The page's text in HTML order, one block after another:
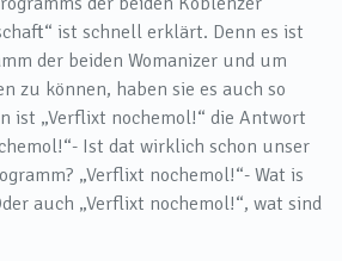
ist schnell erklärt. Denn es ist
der beiden Womanizer und um
zu können, haben sie es auch so
ist „Verflixt nochemol!“ die Antwort
Ist dat wirklich schon unser
„Verflixt nochemol!“- Wat is
auch „Verflixt nochemol!“, wat sind